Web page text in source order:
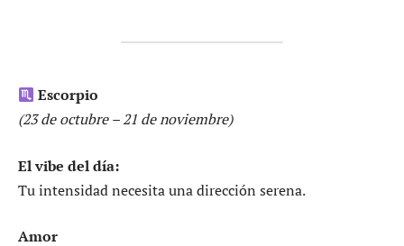
Escorpio
(23 de octubre – 21 de noviembre)
El vibe del día:
Tu intensidad necesita una dirección serena.
Amor